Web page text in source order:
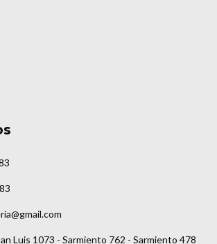
Luis 1073 - Sarmiento 762 - Sarmiento 478